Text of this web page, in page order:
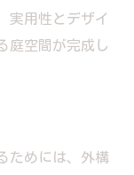
実用性とデザイ
庭空間が完成し
ためには、外構